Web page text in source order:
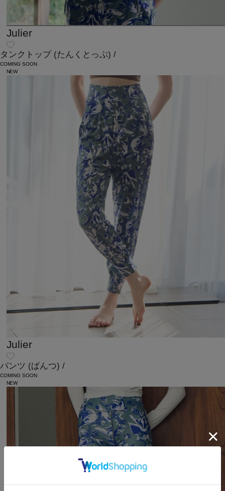
Julier
タンクトップ (たんくとっぷ) /
COMING SOON
NEW
Julier
パンツ (ぱんつ) /
COMING SOON
NEW